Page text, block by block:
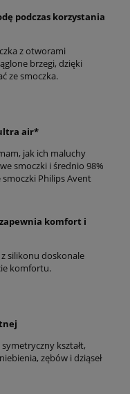
podczas korzystania
z otworami
brzegi, dzięki
ze smoczka.
air*
jak ich maluchy
smoczki i średnio 98%
Philips Avent
komfort i
silikonu doskonale
komfortu.
kształt,
zębów i dziąseł